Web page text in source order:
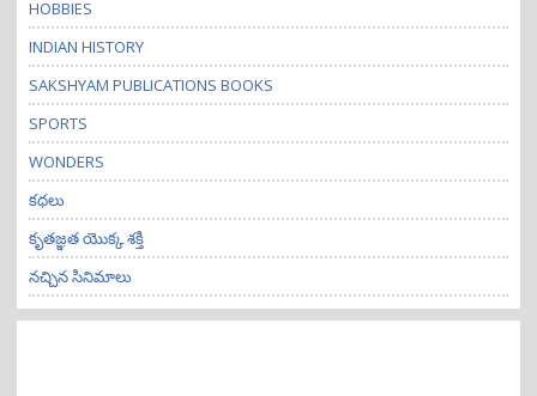
HOBBIES
INDIAN HISTORY
SAKSHYAM PUBLICATIONS BOOKS
SPORTS
WONDERS
కధలు
కృతజ్ఞత యొక్క శక్తి
నచ్చిన సినిమాలు